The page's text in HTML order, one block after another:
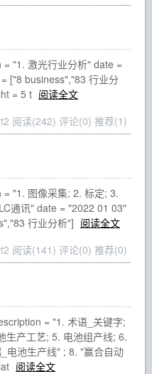
"1. 激光行业分析" date =
["8 business","83 行业分
= 5 t 阅读全文
阅读(242) 评论(0) 推荐(1)
"1. 图像采集; 2. 标定; 3.
通讯" date = "2022 01 03"
行业分析"] 阅读全文
阅读(141) 评论(0) 推荐(0)
= "1. 术语_关键字;
生产工艺; 5. 电池组产线; 6.
池生产线" ; 8. "赢合自动
阅读全文